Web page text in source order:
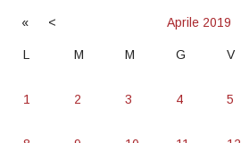
« < Aprile 2019
L M M G V
1 2 3 4 5